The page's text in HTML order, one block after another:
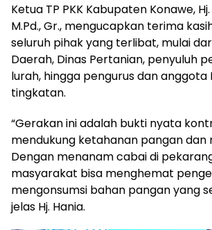
Ketua TP PKK Kabupaten Konawe, Hj.
M.Pd., Gr., mengucapkan terima
seluruh pihak yang terlibat, mulai
Daerah, Dinas Pertanian, penyuluh
lurah, hingga pengurus dan anggota
tingkatan.
“Gerakan ini adalah bukti nyata
mendukung ketahanan pangan dan
Dengan menanam cabai di
masyarakat bisa menghemat
mengonsumsi bahan pangan yang
jelas Hj. Hania.